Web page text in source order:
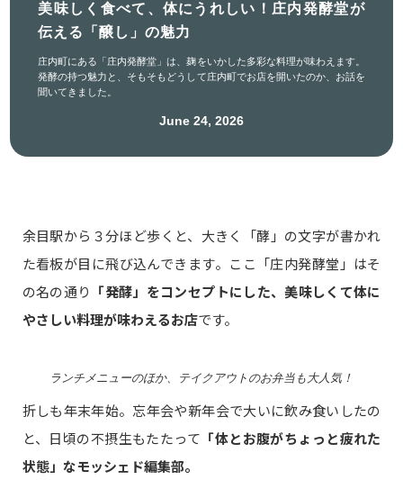
美味しく食べて、体にうれしい！庄内発酵堂が
伝える「醸し」の魅力
庄内町にある「庄内発酵堂」は、麹をいかした多彩な料理が味わえます。
発酵の持つ魅力と、そもそもどうして庄内町でお店を開いたのか、お話を
聞いてきました。
June 24, 2026
余目駅から３分ほど歩くと、大きく「酵」の文字が書かれ
た看板が目に飛び込んできます。ここ「庄内発酵堂」はそ
の名の通り 「発酵」をコンセプトにした、美味しくて体に
やさしい料理が味わえるお店です。
ランチメニューのほか、テイクアウトのお弁当も大人気！
折しも年末年始。忘年会や新年会で大いに飲み食いしたの
と、日頃の不摂生もたたって 「体とお腹がちょっと疲れた
状態」なモッシェド編集部。